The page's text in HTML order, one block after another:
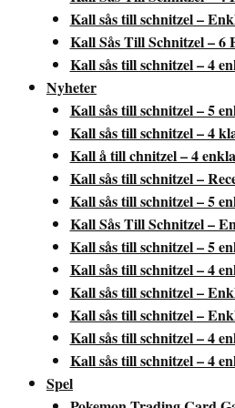
Kall sås till schnitzel –
Kall Sås Till Schnitzel – 6
Kall sås till schnitzel – 4
Nyheter
Kall sås till schnitzel – 5
Kall sås till schnitzel – 4
Kall å till chnitzel – 4
Kall sås till schnitzel –
Kall sås till schnitzel – 5
Kall Sås Till Schnitzel –
Kall sås till schnitzel – 5
Kall sås till schnitzel – 4
Kall sås till schnitzel –
Kall sås till schnitzel –
Kall sås till schnitzel – 4
Kall sås till schnitzel – 4
Spel